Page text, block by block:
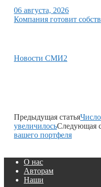
06 августа, 2026
Компания готовит
Новости СМИ2
Предыдущая статья
увеличилосьСледующая
вашего портфеля
О нас
Авторам
Наши